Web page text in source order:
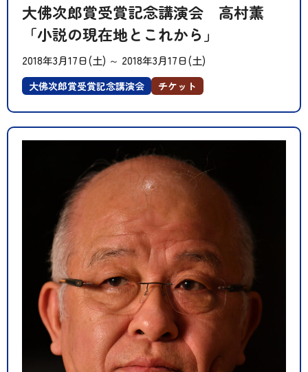
大佛次郎賞受賞記念講演会 高村薫
「小説の現在地とこれから」
2018年3月17日(土) ～ 2018年3月17日(土)
大佛次郎賞受賞記念講演会 チケット